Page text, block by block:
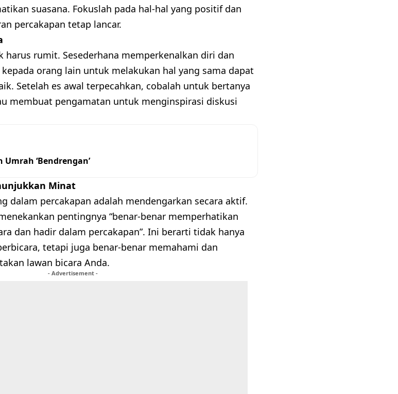
suasana. Fokuslah pada hal-hal yang positif dan
percakapan tetap lancar.
harus rumit. Sesederhana memperkenalkan diri dan
orang lain untuk melakukan hal yang sama dapat
Setelah es awal terpecahkan, cobalah untuk bertanya
membuat pengamatan untuk menginspirasi diskusi
‘Bendrengan’
Minat
dalam percakapan adalah mendengarkan secara aktif.
pentingnya “benar-benar memperhatikan
dan hadir dalam percakapan”. Ini berarti tidak hanya
tetapi juga benar-benar memahami dan
lawan bicara Anda.
- Advertisement -